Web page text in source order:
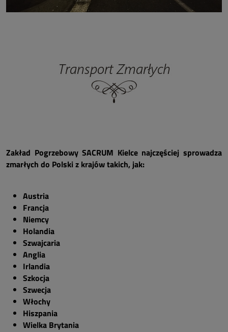
Zakład Pogrzebowy SACRUM Kielce najczęściej sprowadza
zmarłych do Polski z krajów takich, jak:
Austria
Francja
Niemcy
Holandia
Szwajcaria
Anglia
Irlandia
Szkocja
Szwecja
Włochy
Hiszpania
Wielka Brytania